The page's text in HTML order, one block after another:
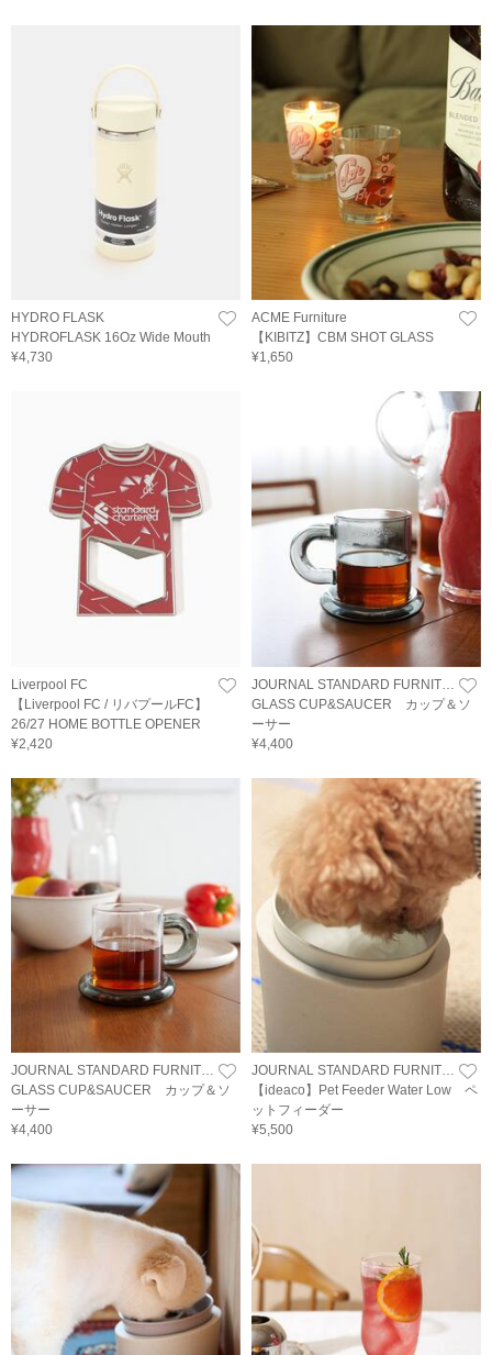
HYDRO FLASK
HYDROFLASK 16Oz Wide Mouth
¥4,730
ACME Furniture
【KIBITZ】CBM SHOT GLASS
¥1,650
Liverpool FC
【Liverpool FC / リバプールFC】
26/27 HOME BOTTLE OPENER
¥2,420
JOURNAL STANDARD FURNITURE
GLASS CUP&SAUCER カップ＆ソ
ーサー
¥4,400
JOURNAL STANDARD FURNITURE
GLASS CUP&SAUCER カップ＆ソ
ーサー
¥4,400
JOURNAL STANDARD FURNITURE
【ideaco】Pet Feeder Water Low ペ
ットフィーダー
¥5,500